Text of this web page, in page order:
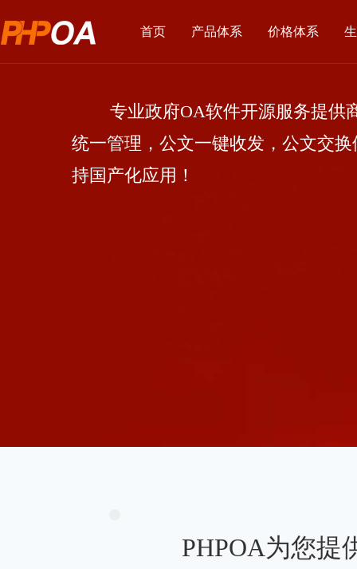
首页 产品体系 价格体系
专业政府OA软件开源服务提供商
统一管理，公文一键收发，公文交
持国产化应用！
PHPOA为您提